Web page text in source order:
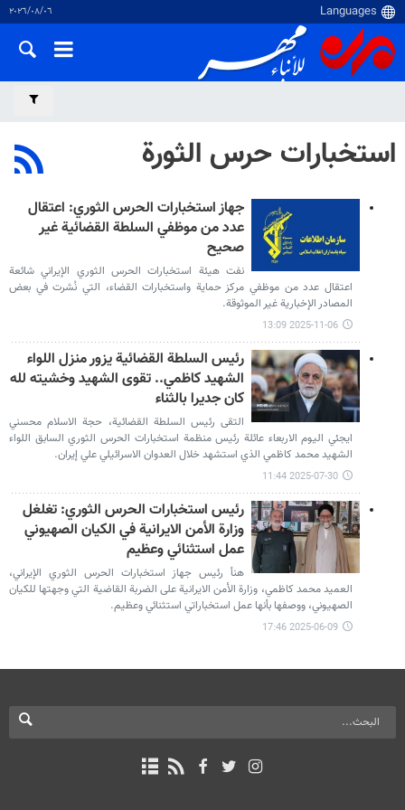
٠٦‏/٠٨‏/٢٠٢٦
استخبارات حرس الثورة
جهاز استخبارات الحرس الثوري: اعتقال
عدد من موظفي السلطة القضائية غير
صحيح
نفت هيئة استخبارات الحرس الثوري الإيراني شائعة
اعتقال عدد من موظفي مركز حماية واستخبارات القضاء، التي نُشرت في بعض
المصادر الإخبارية غير الموثوقة.
2025-11-06 13:09
رئيس السلطة القضائية يزور منزل اللواء
الشهيد كاظمي.. تقوى الشهيد وخشيته لله
کان جديرا بالثناء
التقى رئيس السلطة القضائية، حجة الاسلام محسني
ايجئي اليوم الاربعاء عائلة رئيس منظمة استخبارات الحرس الثوري السابق اللواء
الشهيد محمد كاظمي الذي استشهد خلال العدوان الاسرائيلي علي إيران.
2025-07-30 11:44
رئيس استخبارات الحرس الثوري: تغلغل
وزارة الأمن الايرانية في الكيان الصهيوني
عمل استثنائي وعظيم
هنأ رئيس جهاز استخبارات الحرس الثوري الإيراني،
العميد محمد كاظمي، وزارة الأمن الايرانية على الضربة القاضية التي وجهتها للكيان
الصهيوني، ووصفها بأنها عمل استخباراتي استثنائي وعظيم.
2025-06-09 17:46